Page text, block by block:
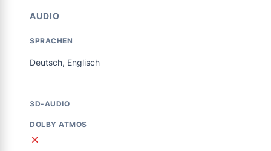
AUDIO
SPRACHEN
Deutsch, Englisch
3D-AUDIO
DOLBY ATMOS
✗